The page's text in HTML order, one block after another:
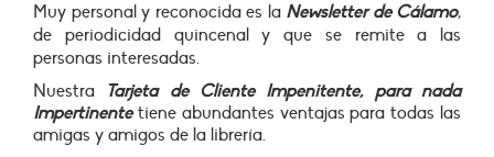
Muy personal y reconocida es la Newsletter de Cálamo,
de periodicidad quincenal y que se remite a las
personas interesadas.
Nuestra
Tarjeta de Cliente Impenitente, para nada
Impertinente tiene abundantes ventajas para todas las
amigas y amigos de la librería.